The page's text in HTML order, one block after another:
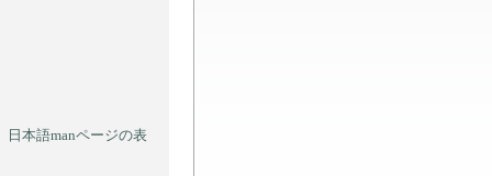
日本語manページの表